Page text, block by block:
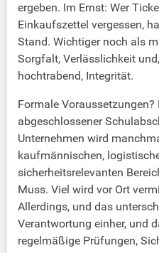
ergeben. Im Ernst: Wer
Einkaufszettel vergessen,
Stand. Wichtiger noch als
Sorgfalt, Verlässlichkeit
hochtrabend, Integrität.
Formale
abgeschlossener
Unternehmen wird
kaufmännischen,
sicherheitsrelevanten
Muss. Viel wird vor Ort
Allerdings, und das
Verantwortung einher, und
regelmäßige Prüfungen,